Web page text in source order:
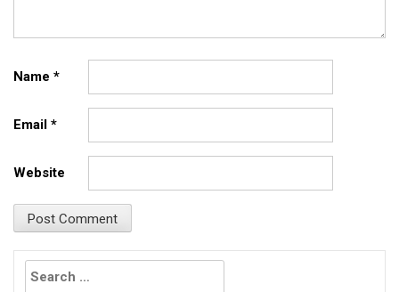
Name *
Email *
Website
Search
for: